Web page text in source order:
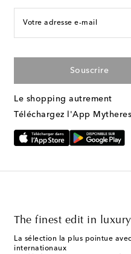
Votre adresse e-mail
Souscrire
Le shopping autrement
Téléchargez l'App
The finest edit in luxury
La sélection la plus pointue
internationaux